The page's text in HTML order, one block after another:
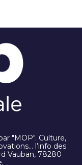
"MOP". Culture,
l’info des
Vauban, 78280